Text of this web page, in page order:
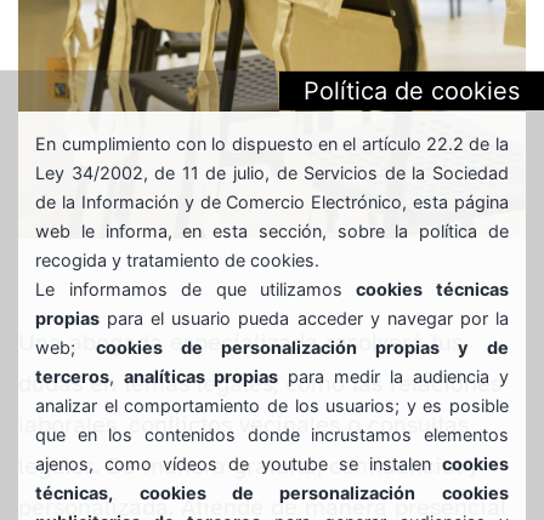
Una abogada especializada resolverá tus
dudas en temas legales, como las relaciones
laborales, conflictos vecinales o consultas
legales. De manera gratuita, confidencial y
personalizada. Atiende de manera presencial
Política de cookies
En cumplimiento con lo dispuesto en el artículo 22.2 de la
Ley 34/2002, de 11 de julio, de Servicios de la Sociedad
de la Información y de Comercio Electrónico, esta página
web le informa, en esta sección, sobre la política de
recogida y tratamiento de cookies.
Le informamos de que utilizamoscookies técnicas
propias para el usuario pueda acceder y navegar por la
web; cookies de personalización propias y de
terceros,analíticas propias para medir la audiencia y
analizar el comportamiento de los usuarios; y es posible
que en los contenidos donde incrustamos elementos
ajenos, como vídeos de youtube se instalen cookies
técnicas, cookies de personalización cookies